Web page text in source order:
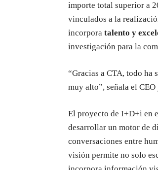
importe total superior a
vinculados a la
incorpora talento y
investigación para la
“Gracias a CTA, todo ha
muy alto”, señala el
El proyecto de I+D+i en
desarrollar un motor de
conversaciones entre
visión permite no solo